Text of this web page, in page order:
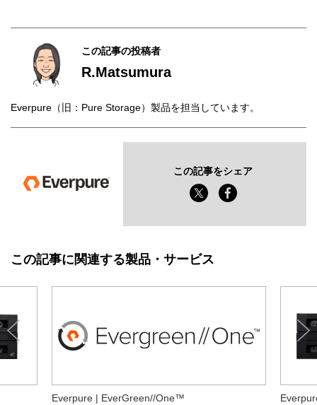
この記事の投稿者
R.Matsumura
Everpure（旧：Pure Storage）製品を担当しています。
この記事をシェア
この記事に関連する製品・サービス
Everpure | EverGreen//One™